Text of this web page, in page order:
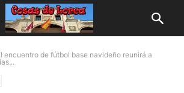
encuentro de fútbol base navideño reunirá a